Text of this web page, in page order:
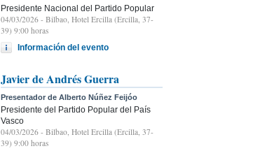
Presidente Nacional del Partido Popular
04/03/2026 - Bilbao, Hotel Ercilla (Ercilla, 37-
39) 9:00 horas
Información del evento
Javier de Andrés Guerra
Presentador de Alberto Núñez Feijóo
Presidente del Partido Popular del País
Vasco
04/03/2026 - Bilbao, Hotel Ercilla (Ercilla, 37-
39) 9:00 horas